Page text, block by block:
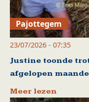
Pajottegem
23/07/2026 - 07:35
Justine toonde
afgelopen
Meer lezen